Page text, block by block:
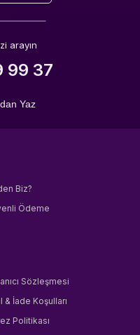
arayın
99 37
Yaz
Biz?
Ödeme
Sözleşmesi
& İade Koşulları
Politikası